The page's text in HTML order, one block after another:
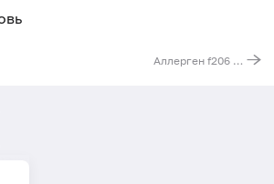
Аллерген f206 - скумбрия, IgE (ImmunoCAP)